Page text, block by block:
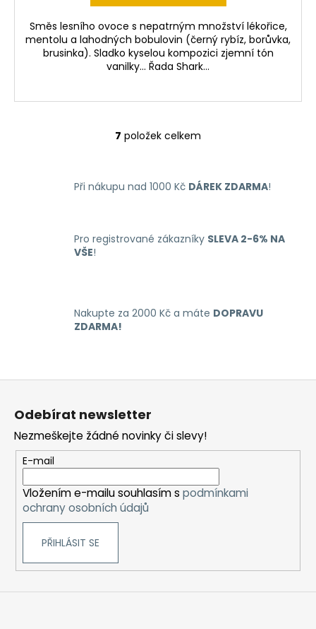
Směs lesního ovoce s nepatrným množství lékořice,
mentolu a lahodných bobulovin (černý rybíz, borůvka,
brusinka). Sladko kyselou kompozici zjemní tón
vanilky... Řada Shark...
O
á
c
k
p
7 položek celkem
Při nákupu nad 1000 Kč DÁREK ZDARMA!
Pro registrované zákazníky SLEVA 2-6% NA
VŠE!
Nakupte za 2000 Kč a máte DOPRAVU
ZDARMA!
Z
Odebírat newsletter
Nezmeškejte žádné novinky či slevy!
E-mail
Vložením e-mailu souhlasím s podmínkami
ochrany osobních údajů
PŘIHLÁSIT SE